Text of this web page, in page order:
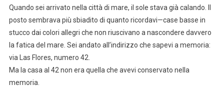
Quando sei arrivato nella città di mare, il sole stava già calando. Il
posto sembrava più sbiadito di quanto ricordavi—case basse in
stucco dai colori allegri che non riuscivano a nascondere davvero
la fatica del mare. Sei andato all’indirizzo che sapevi a memoria:
via Las Flores, numero 42.
Ma la casa al 42 non era quella che avevi conservato nella
memoria.